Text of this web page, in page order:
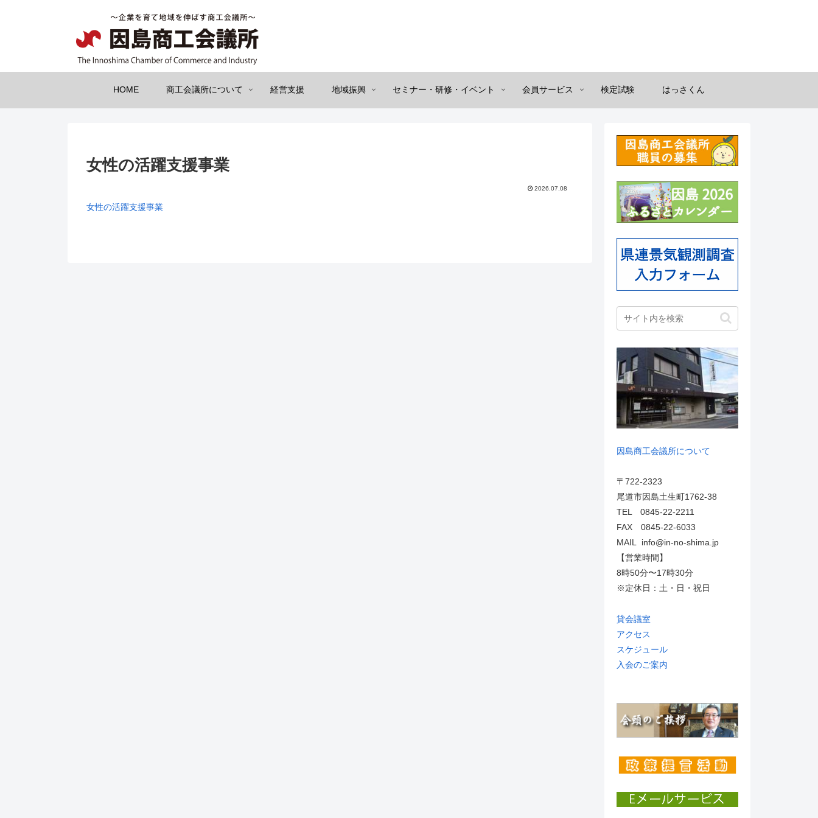
HOME 商工会議所について 経営支援 地域振興 セミナー・研修・イベント 会員サービス 検定試験 はっさくん
女性の活躍支援事業
2026.07.08
女性の活躍支援事業
因島商工会議所について
〒722-2323
尾道市因島土生町1762-38
TEL 0845-22-2211
FAX 0845-22-6033
MAIL info@in-no-shima.jp
【営業時間】
8時50分〜17時30分
※定休日：土・日・祝日
貸会議室
アクセス
スケジュール
入会のご案内